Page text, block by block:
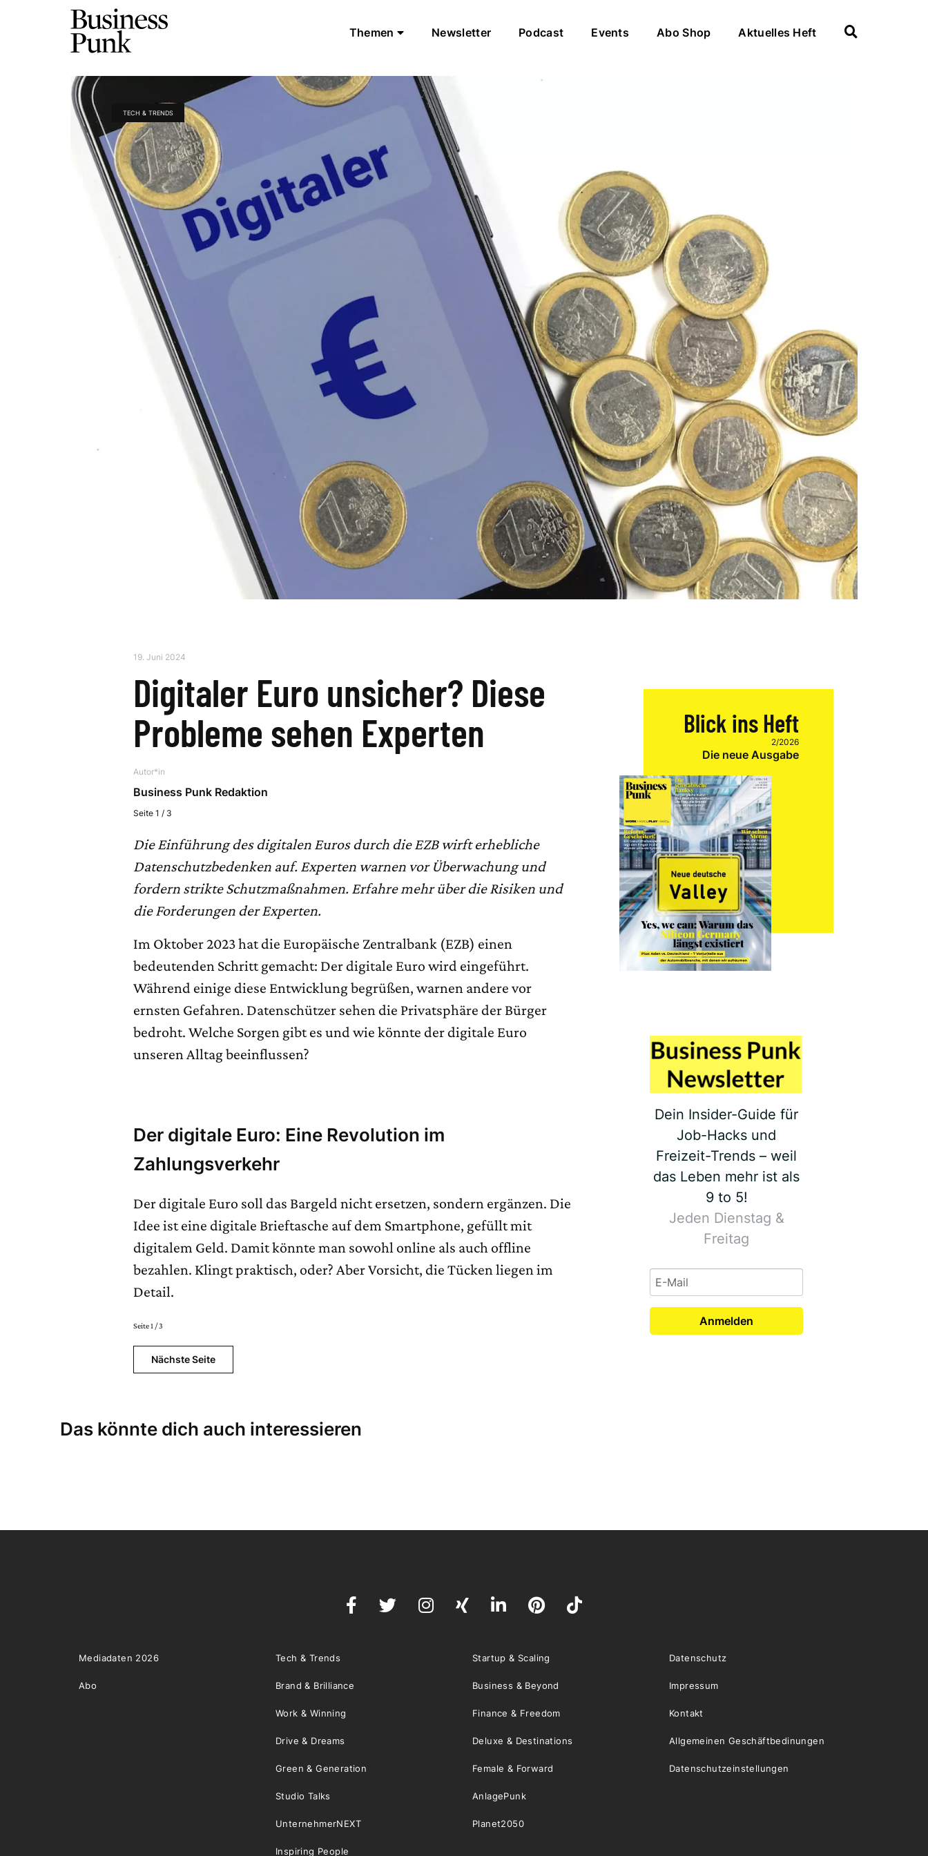
Themen Newsletter Podcast Events Abo Shop Aktuelles Heft
TECH & TRENDS
19. Juni 2024
Digitaler Euro unsicher? Diese
Probleme sehen Experten
Autor*in
Business Punk Redaktion
Seite 1 / 3
Die Einführung des digitalen Euros durch die EZB wirft erhebliche
Datenschutzbedenken auf. Experten warnen vor Überwachung und
fordern strikte Schutzmaßnahmen. Erfahre mehr über die Risiken und
die Forderungen der Experten.
Im Oktober 2023 hat die Europäische Zentralbank (EZB) einen
bedeutenden Schritt gemacht: Der digitale Euro wird eingeführt.
Während einige diese Entwicklung begrüßen, warnen andere vor
ernsten Gefahren. Datenschützer sehen die Privatsphäre der Bürger
bedroht. Welche Sorgen gibt es und wie könnte der digitale Euro
unseren Alltag beeinflussen?
Der digitale Euro: Eine Revolution im
Zahlungsverkehr
Der digitale Euro soll das Bargeld nicht ersetzen, sondern ergänzen. Die
Idee ist eine digitale Brieftasche auf dem Smartphone, gefüllt mit
digitalem Geld. Damit könnte man sowohl online als auch offline
bezahlen. Klingt praktisch, oder? Aber Vorsicht, die Tücken liegen im
Detail.
Seite 1 / 3
Nächste Seite
Das könnte dich auch interessieren
Blick ins Heft
2/2026
Die neue Ausgabe
Dein Insider-Guide für
Job-Hacks und
Freizeit-Trends – weil
das Leben mehr ist als
9 to 5!
Jeden Dienstag &
Freitag
Anmelden
Mediadaten 2026
Abo
Tech & Trends Startup & Scaling
Brand & Brilliance Business & Beyond
Work & Winning Finance & Freedom
Drive & Dreams Deluxe & Destinations
Green & Generation Female & Forward
Studio Talks AnlagePunk
UnternehmerNEXT Planet2050
Inspiring People
Datenschutz
Impressum
Kontakt
Allgemeinen Geschäftbedinungen
Datenschutzeinstellungen